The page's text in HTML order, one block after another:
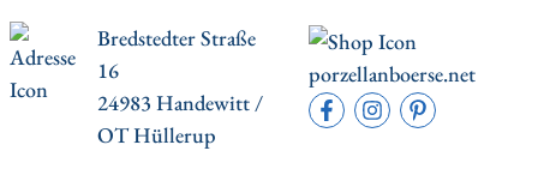
Bredstedter Straße
16
24983 Handewitt /
OT Hüllerup
porzellanboerse.net